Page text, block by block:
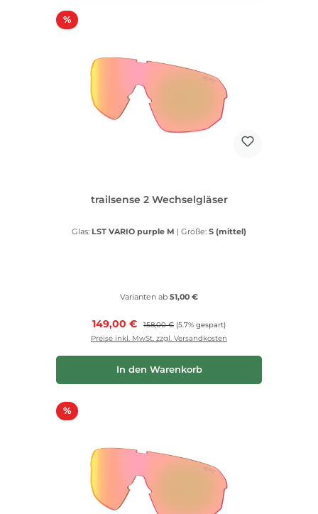
%Rabatt
trailsense 2 Wechselgläser
Glas: LST VARIO purple M | Größe: S (mittel)
Varianten ab 51,00 €
Verkaufspreis:
149,00 € Regulärer Preis:
158,00 € (5.7% gespart)
Preise inkl. MwSt. zzgl. Versandkosten
In den Warenkorb
%Rabatt